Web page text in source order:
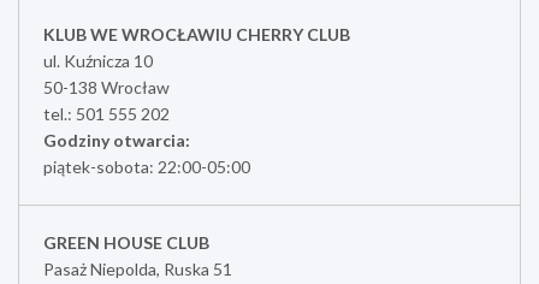
KLUB WE WROCŁAWIU CHERRY CLUB
ul. Kuźnicza 10
50-138 Wrocław
tel.: 501 555 202
Godziny otwarcia:
piątek-sobota: 22:00-05:00
GREEN HOUSE CLUB
Pasaż Niepolda, Ruska 51